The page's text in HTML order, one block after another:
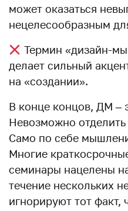
может оказаться
нецелесообразным
Термин «дизайн-
делает сильный
на «создании».
В конце концов, ДМ –
Невозможно
Само по себе
Многие
семинары нацелены
течение нескольких
игнорируют тот факт,